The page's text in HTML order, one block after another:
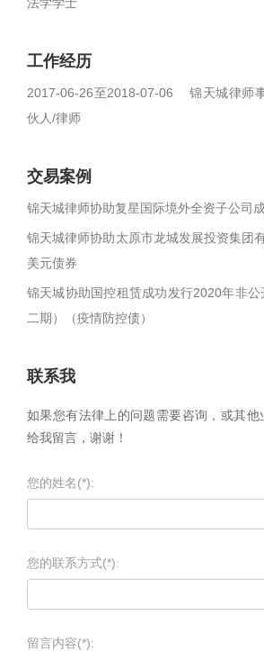
工作经历
2017-06-26至2018-07-06 锦天城律师
伙人/律师
交易案例
锦天城律师协助复星国际境外全资子公司
锦天城律师协助太原市龙城发展投资集团
美元债券
锦天城协助国控租赁成功发行2020年非
二期）（疫情防控债）
联系我
如果您有法律上的问题需要咨询，或其
给我留言，谢谢！
您的姓名(*):
您的联系方式(*):
留言内容(*):